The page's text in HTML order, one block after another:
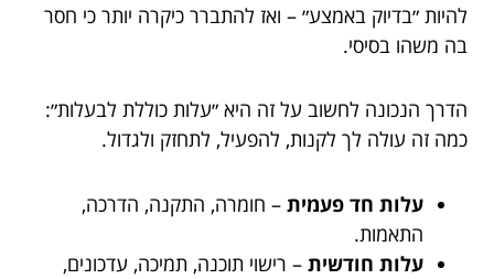
להיות ״בדיוק באמצע״ – ואז להתברר כיקרה יותר כי חסר
בה משהו בסיסי.
הדרך הנכונה לחשוב על זה היא ״עלות כוללת לבעלות״:
כמה זה עולה לך לקנות, להפעיל, לתחזק ולגדול.
עלות חד פעמית – חומרה, התקנה, הדרכה,
התאמות.
עלות חודשית – רישוי תוכנה, תמיכה, עדכונים,